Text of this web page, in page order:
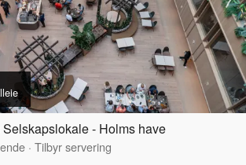
- Holms have
· Tilbyr servering